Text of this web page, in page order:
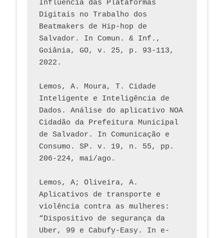
Influência das Plataformas
Digitais no Trabalho dos
Beatmakers de Hip-hop de
Salvador. In Comun. & Inf.,
Goiânia, GO, v. 25, p. 93-113,
2022.
Lemos, A. Moura, T. Cidade
Inteligente e Inteligência de
Dados. Análise do aplicativo NOA
Cidadão da Prefeitura Municipal
de Salvador. In Comunicação e
Consumo. SP. v. 19, n. 55, pp.
206-224, mai/ago.
Lemos, A; Oliveira, A.
Aplicativos de transporte e
violência contra as mulheres:
“Dispositivo de segurança da
Uber, 99 e Cabufy-Easy. In e-